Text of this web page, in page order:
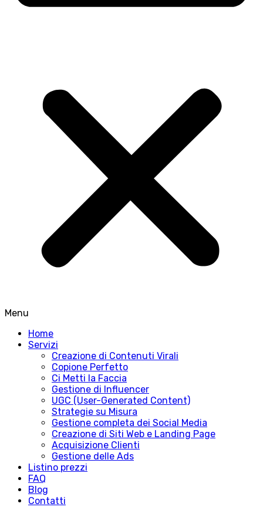
Menu
Home
Servizi
Creazione di Contenuti Virali
Copione Perfetto
Ci Metti la Faccia
Gestione di Influencer
UGC (User-Generated Content)
Strategie su Misura
Gestione completa dei Social Media
Creazione di Siti Web e Landing Page
Acquisizione Clienti
Gestione delle Ads
Listino prezzi
FAQ
Blog
Contatti